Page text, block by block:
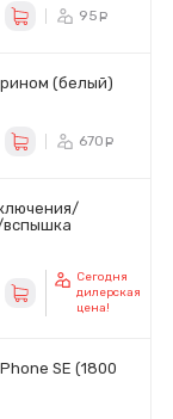
95
(белый)
670
вспышка
Сегодня
дилерская
цена!
SE (1800